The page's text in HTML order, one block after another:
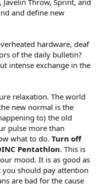
and define new
hardware, deaf
of the daily bulletin?
intense exchange in the
relaxation. The world
new normal is the
to) the old
pulse more than
what to do. Turn off
Pentathlon. This is
mood. It is as good as
should pay attention
are bad for the cause